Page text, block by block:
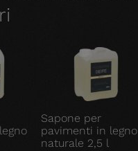
Sapone per
pavimenti in legno
naturale 2,5 l